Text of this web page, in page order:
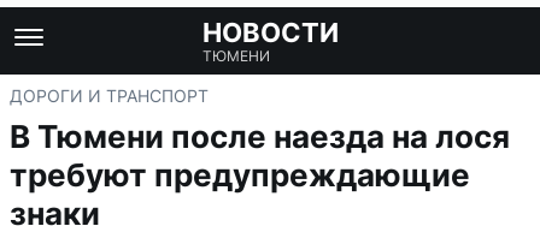
НОВОСТИ
ТЮМЕНИ
ДОРОГИ И ТРАНСПОРТ
В Тюмени после наезда на лося
требуют предупреждающие
знаки